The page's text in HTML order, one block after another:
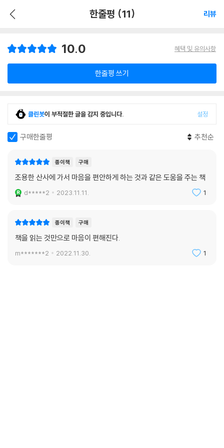
한줄평 (11) 리뷰
10.0 혜택 및 유의사항
한줄평 쓰기
클린봇이 부적절한 글을 감지 중입니다. 설정
구매한줄평 추천순
종이책 구매
조용한 산사에 가서 마음을 편안하게 하는 것과 같은 도움을 주는 책
d*****2 2023.11.11. 1
종이책 구매
책을 읽는 것만으로 마음이 편해진다.
m*******2 2022.11.30. 1